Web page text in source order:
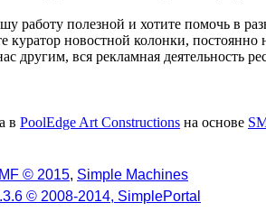
работу полезной и хотите помочь в
куратор новостной колонки,
другим, вся рекламная деятельность
в PoolEdge Art Constructions на основе
© 2015, Simple Machines
© 2008-2014, SimplePortal